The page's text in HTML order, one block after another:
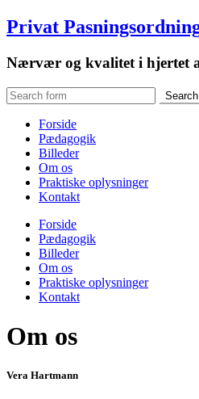
Privat
Nærvær og kvalitet i hjertet
Forside
Pædagogik
Billeder
Om os
Praktiske oplysninger
Kontakt
Forside
Pædagogik
Billeder
Om os
Praktiske oplysninger
Kontakt
Om os
Vera Hartmann